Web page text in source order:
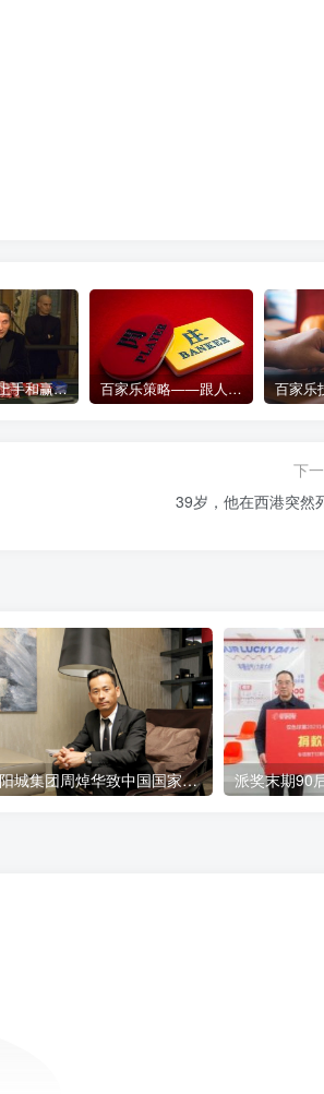
最佳百家乐上手和赢钱指南 – 终极版 百家乐策略——跟人胜过跟路
下
39岁，他在西港突然
太阳城集团周焯华致中国国家主席习近平的公开信